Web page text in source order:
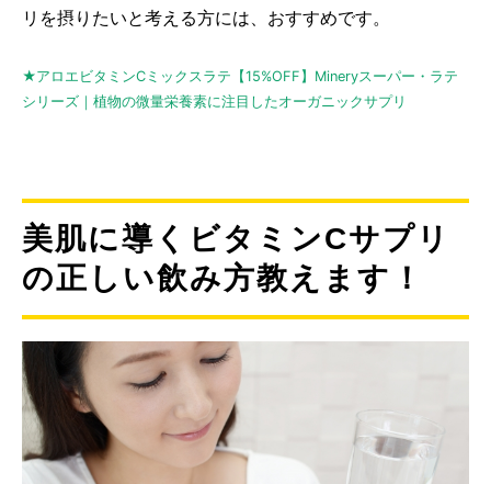
リを摂りたいと考える方には、おすすめです。
★アロエビタミンCミックスラテ【15%OFF】Mineryスーパー・ラテ
シリーズ｜植物の微量栄養素に注目したオーガニックサプリ
美肌に導くビタミンCサプリ
の正しい飲み方教えます！